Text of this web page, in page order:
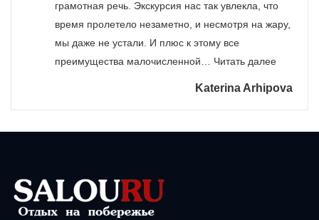
грамотная речь. Экскурсия нас так увлекла, что
время пролетело незаметно, и несмотря на жару,
мы даже не устали. И плюс к этому все
преимущества малочисленной… Читать далее«»
Katerina Arhipova